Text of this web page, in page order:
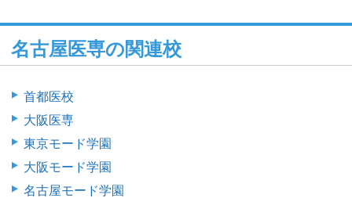
名古屋医専の関連校
首都医校
大阪医専
東京モード学園
大阪モード学園
名古屋モード学園